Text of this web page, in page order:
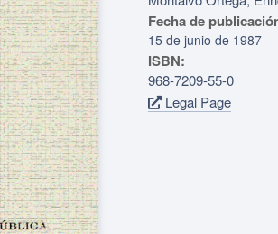
Fecha de
15 de junio de 1987
ISBN:
968-7209-55-0
Legal Page